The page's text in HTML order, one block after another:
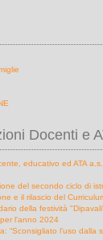
Docenti e
educativo ed ATA
del secondo ciclo di
e il rilascio del
della festività
l'anno 2024
“Sconsigliato l’uso dalla